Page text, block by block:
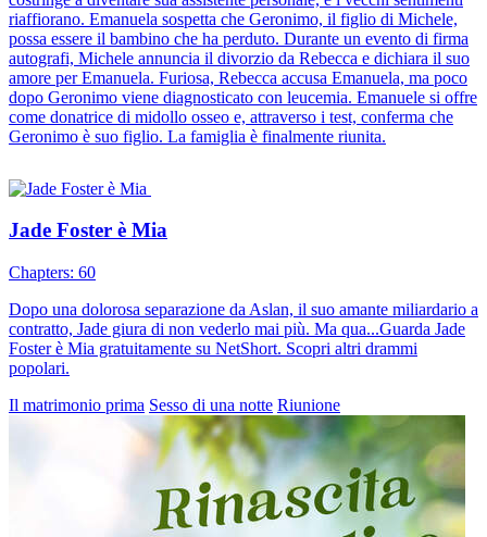
riaffiorano. Emanuela sospetta che Geronimo, il figlio di Michele,
possa essere il bambino che ha perduto. Durante un evento di firma
autografi, Michele annuncia il divorzio da Rebecca e dichiara il suo
amore per Emanuela. Furiosa, Rebecca accusa Emanuela, ma poco
dopo Geronimo viene diagnosticato con leucemia. Emanuele si offre
come donatrice di midollo osseo e, attraverso i test, conferma che
Geronimo è suo figlio. La famiglia è finalmente riunita.
Jade Foster è Mia
Chapters: 60
Dopo una dolorosa separazione da Aslan, il suo amante miliardario a
contratto, Jade giura di non vederlo mai più. Ma qua...Guarda Jade
Foster è Mia gratuitamente su NetShort. Scopri altri drammi
popolari.
Il matrimonio prima Sesso di una notte Riunione